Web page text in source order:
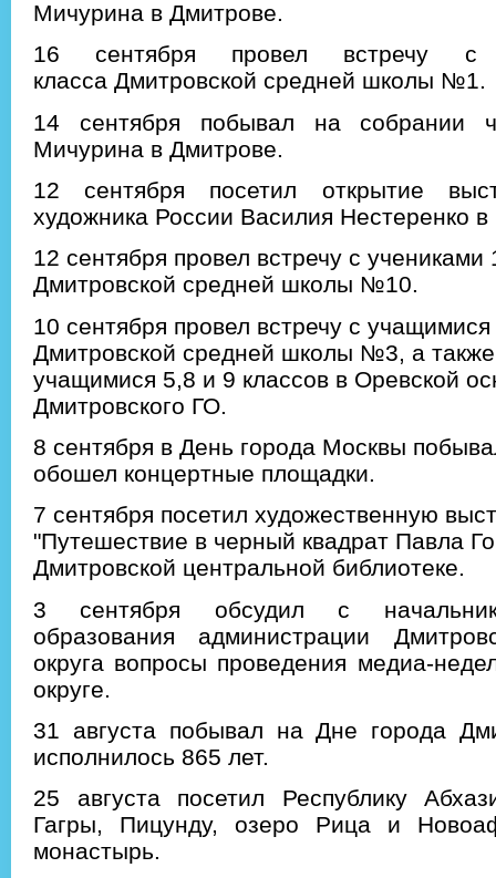
Мичурина в Дмитрове.
16 сентября провел встречу с
класса Дмитровской средней школы №1.
14 сентября побывал на собрании
Мичурина в Дмитрове.
12 сентября посетил открытие
художника России Василия Нестеренко
12 сентября провел встречу с учениками
Дмитровской средней школы №10.
10 сентября провел встречу с
Дмитровской средней школы №3, а также
учащимися 5,8 и 9 классов в Оревской
Дмитровского ГО.
8 сентября в День города Москвы
обошел концертные площадки.
7 сентября посетил художественную
"Путешествие в черный квадрат Павла
Дмитровской центральной библиотеке.
3 сентября обсудил с
образования администрации
округа вопросы проведения медиа-
округе.
31 августа побывал на Дне города
исполнилось 865 лет.
25 августа посетил Республику
Гагры, Пицунду, озеро Рица и
монастырь.